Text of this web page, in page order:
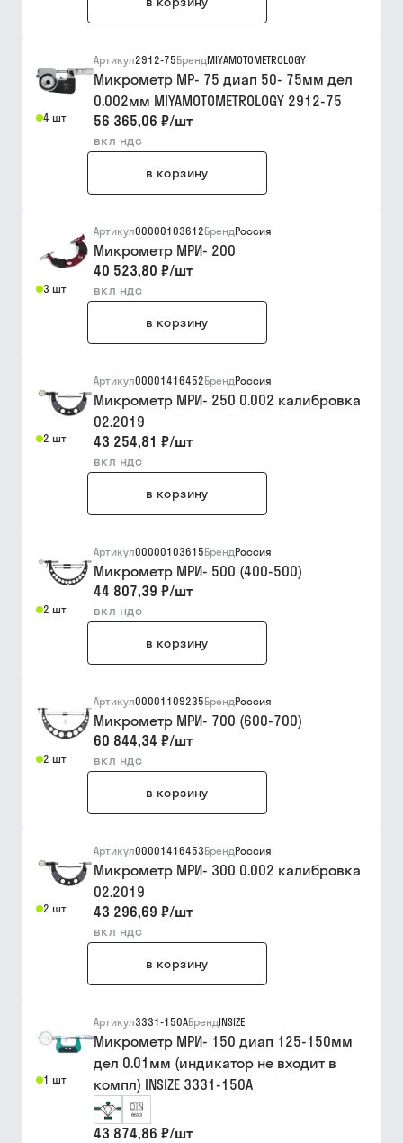
4 шт
Артикул2912-75БрендMIYAMOTOMETROLOGY
Микрометр МР- 75 диап 50- 75мм дел
0.002мм MIYAMOTOMETROLOGY 2912-75
56 365,06 ₽/шт
вкл ндс
в корзину
3 шт
Артикул00000103612БрендРоссия
Микрометр МРИ- 200
40 523,80 ₽/шт
вкл ндс
в корзину
2 шт
Артикул00001416452БрендРоссия
Микрометр МРИ- 250 0.002 калибровка
02.2019
43 254,81 ₽/шт
вкл ндс
в корзину
2 шт
Артикул00000103615БрендРоссия
Микрометр МРИ- 500 (400-500)
44 807,39 ₽/шт
вкл ндс
в корзину
2 шт
Артикул00001109235БрендРоссия
Микрометр МРИ- 700 (600-700)
60 844,34 ₽/шт
вкл ндс
в корзину
2 шт
Артикул00001416453БрендРоссия
Микрометр МРИ- 300 0.002 калибровка
02.2019
43 296,69 ₽/шт
вкл ндс
в корзину
1 шт
Артикул3331-150AБрендINSIZE
Микрометр МРИ- 150 диап 125-150мм
дел 0.01мм (индикатор не входит в
компл) INSIZE 3331-150A
43 874,86 ₽/шт